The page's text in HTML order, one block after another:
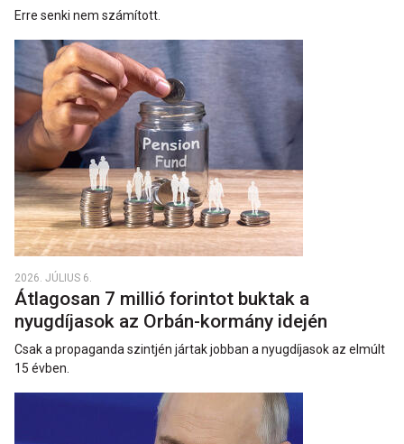
Erre senki nem számított.
2026. JÚLIUS 6.
Átlagosan 7 millió forintot buktak a
nyugdíjasok az Orbán-kormány idején
Csak a propaganda szintjén jártak jobban a nyugdíjasok az elmúlt
15 évben.